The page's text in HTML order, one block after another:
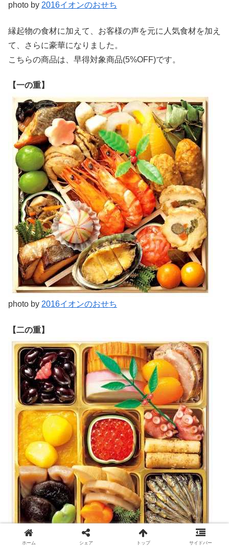
photo by 2016イオンのおせち
縁起物の食材に加えて、お客様の声を元に人気食材を加え
て、さらに豪華になりました。
こちらの商品は、早得対象商品(5%OFF)です。
【一の重】
photo by 2016イオンのおせち
【二の重】
ホーム シェア トップ サイドバー